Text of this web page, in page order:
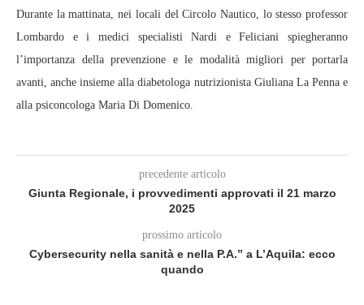
Durante la mattinata, nei locali del Circolo Nautico, lo stesso professor
Lombardo e i medici specialisti Nardi e Feliciani spiegheranno
l’importanza della prevenzione e le modalità migliori per portarla
avanti, anche insieme alla diabetologa nutrizionista Giuliana La Penna e
alla psiconcologa Maria Di Domenico.
precedente articolo
Giunta Regionale, i provvedimenti approvati il 21 marzo
2025
prossimo articolo
Cybersecurity nella sanità e nella P.A.” a L’Aquila: ecco
quando